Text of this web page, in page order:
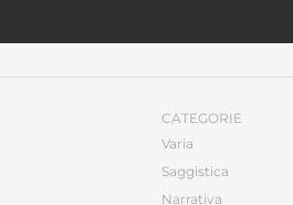
CATEGORIE
Varia
Saggistica
Narrativa